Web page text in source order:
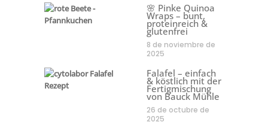
🌸 Pinke Quinoa
Wraps – bunt,
proteinreich &
glutenfrei
8 de noviembre de
2025
Falafel – einfach
& köstlich mit der
Fertigmischung
von Bauck Mühle
26 de octubre de
2025